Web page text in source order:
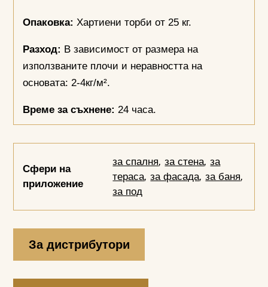
Опаковка: Хартиени торби от 25 кг.
Разход: В зависимост от размера на
използваните плочи и неравността на
основата: 2-4кг/м².
Време за съхнене: 24 часа.
Сфери на
приложение
за спалня,за стена,за
тераса,за фасада,за баня,
за под
За дистрибутори